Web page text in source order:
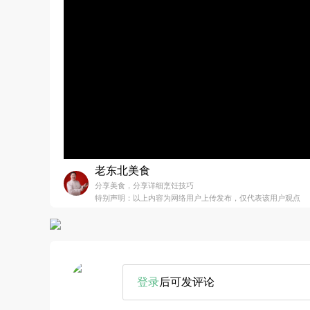
老东北美食
分享美食，分享详细烹饪技巧
特别声明：以上内容为网络用户上传发布，仅代表该用户观点
登录后可发评论